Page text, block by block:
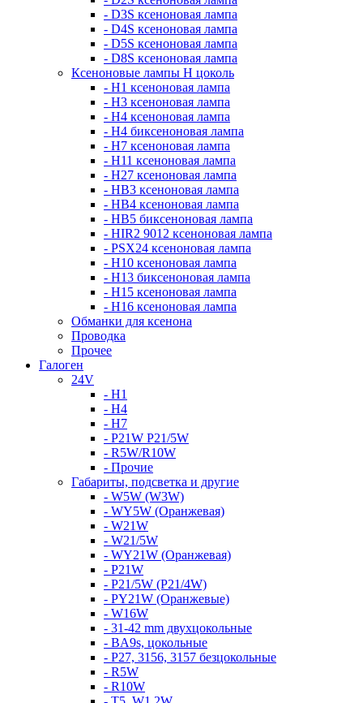
- D3S ксеноновая лампа
- D4S ксеноновая лампа
- D5S ксеноновая лампа
- D8S ксеноновая лампа
Ксеноновые лампы Н цоколь
- H1 ксеноновая лампа
- H3 ксеноновая лампа
- H4 ксеноновая лампа
- H4 биксеноновая лампа
- H7 ксеноновая лампа
- H11 ксеноновая лампа
- H27 ксеноновая лампа
- HB3 ксеноновая лампа
- HB4 ксеноновая лампа
- HB5 биксеноновая лампа
- HIR2 9012 ксеноновая лампа
- PSX24 ксеноновая лампа
- H10 ксеноновая лампа
- H13 биксеноновая лампа
- H15 ксеноновая лампа
- H16 ксеноновая лампа
Обманки для ксенона
Проводка
Прочее
Галоген
24V
- H1
- H4
- H7
- P21W P21/5W
- R5W/R10W
- Прочие
Габариты, подсветка и другие
- W5W (W3W)
- WY5W (Оранжевая)
- W21W
- W21/5W
- WY21W (Оранжевая)
- P21W
- P21/5W (P21/4W)
- PY21W (Оранжевые)
- W16W
- 31-42 mm двухцокольные
- BA9s, цокольные
- P27, 3156, 3157 безцокольные
- R5W
- R10W